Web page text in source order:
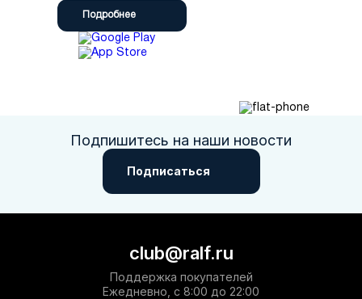
Подробнее
Подпишитесь на наши новости
Подписаться
club@ralf.ru
Поддержка покупателей
Ежедневно, с 8:00 до 22:00